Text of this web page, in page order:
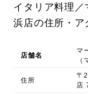
イタリア料理／
浜店の住所・ア
店舗名
マ
住所
〒
店